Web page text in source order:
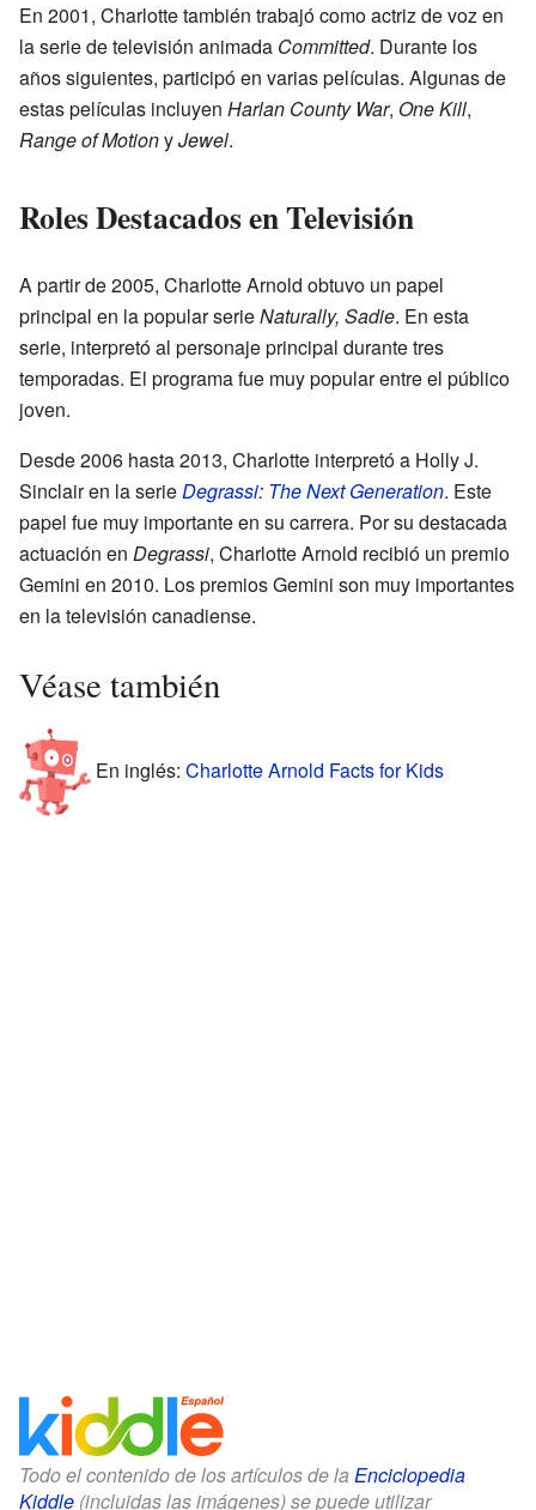
En 2001, Charlotte también trabajó como actriz de voz en
la serie de televisión animada Committed. Durante los
años siguientes, participó en varias películas. Algunas de
estas películas incluyen Harlan County War, One Kill,
Range of MotionyJewel.
Roles Destacados en Televisión
A partir de 2005, Charlotte Arnold obtuvo un papel
principal en la popular serieNaturally, Sadie. En esta
serie, interpretó al personaje principal durante tres
temporadas. El programa fue muy popular entre el público
joven.
Desde 2006 hasta 2013, Charlotte interpretó a Holly J.
Sinclair en la serieDegrassi: The Next Generation. Este
papel fue muy importante en su carrera. Por su destacada
actuación en Degrassi, Charlotte Arnold recibió un premio
Gemini en 2010. Los premios Gemini son muy importantes
en la televisión canadiense.
Véase también
En inglés: Charlotte Arnold Facts for Kids
Todo el contenido de los artículos de la Enciclopedia
Kiddle (incluidas las imágenes) se puede utilizar